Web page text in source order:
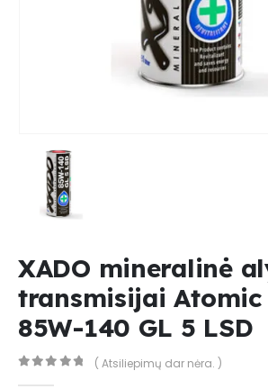
XADO mineralinė
transmisijai Atomic
85W-140 GL 5 LSD
( Atsiliepimų dar nėra. )